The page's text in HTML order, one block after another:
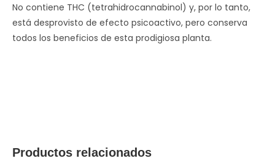
No contiene THC (tetrahidrocannabinol) y, por lo tanto,
está desprovisto de efecto psicoactivo, pero conserva
todos los beneficios de esta prodigiosa planta.
Productos relacionados